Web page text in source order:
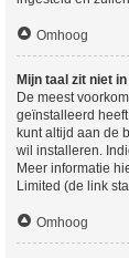
Omhoog
Mijn taal zit niet
De meest
geïnstalleerd
kunt altijd aan de
wil installeren.
Meer informatie
Limited (de link
Omhoog